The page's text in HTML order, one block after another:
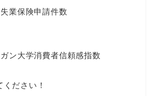
業保険申請件数
ン大学消費者信頼感指数
ださい！